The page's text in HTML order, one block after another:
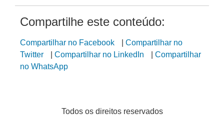
Compartilhe este conteúdo:
Compartilhar no Facebook
Compartilhar no
Twitter
Compartilhar no LinkedIn
Compartilhar
no WhatsApp
Todos os direitos reservados